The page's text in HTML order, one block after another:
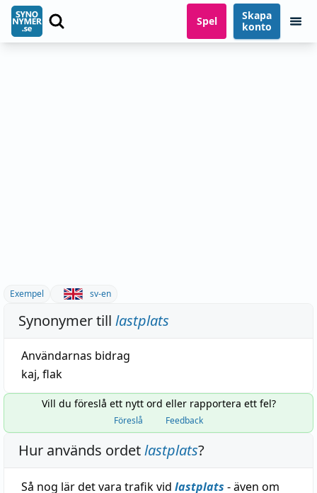
Spel
Skapa
konto
Exempel sv-en
Synonymer till lastplats
Användarnas bidrag
kaj, flak
Vill du föreslå ett nytt ord eller rapportera ett fel?
Föreslå Feedback
Hur används ordetlastplats?
Så nog lär det vara trafik vid lastplats - även om